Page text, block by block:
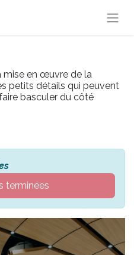
mise en œuvre de la
petits détails qui peuvent
basculer du côté
terminées